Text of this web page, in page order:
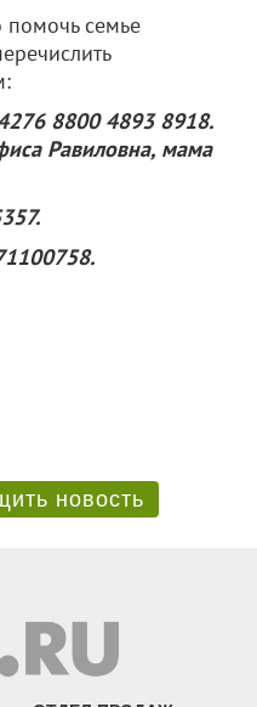
помочь семье
8800 4893 8918.
Равиловна, мама
новость